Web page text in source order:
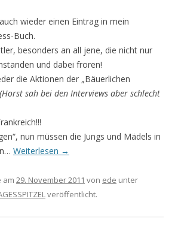
wieder einen Eintrag in mein
Buch.
besonders an all jene, die nicht nur
und dabei froren!
die Aktionen der „Bäuerlichen
(Horst sah bei den Interviews aber schlecht
nun müssen die Jungs und Mädels in
Weiterlesen →
am 29. November 2011 von ede unter
veröffentlicht.